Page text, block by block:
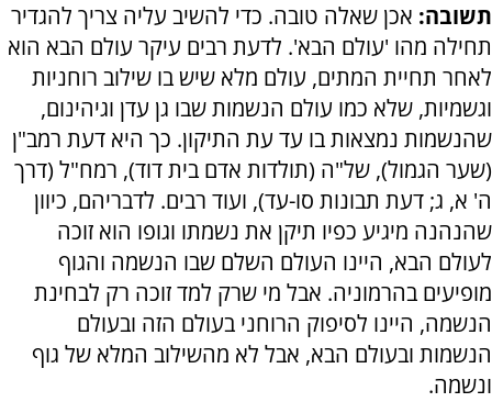
תשובה: אכן שאלה טובה. כדי להשיב עליה צריך להגדיר
תחילה מהו 'עולם הבא'. לדעת רבים עיקר עולם הבא הוא
לאחר תחיית המתים, עולם מלא שיש בו שילוב רוחניות
וגשמיות, שלא כמו עולם הנשמות שבו גן עדן וגיהינום,
שהנשמות נמצאות בו עד עת התיקון. כך היא דעת רמב"ן
(שער הגמול), של"ה (תולדות אדם בית דוד), רמח"ל (דרך
ה' א, ג; דעת תבונות סו-עד), ועוד רבים. לדבריהם, כיוון
שהנהנה מיגיע כפיו תיקן את נשמתו וגופו הוא זוכה
לעולם הבא, היינו העולם השלם שבו הנשמה והגוף
מופיעים בהרמוניה. אבל מי שרק למד זוכה רק לבחינת
הנשמה, היינו לסיפוק הרוחני בעולם הזה ובעולם
הנשמות ובעולם הבא, אבל לא מהשילוב המלא של גוף
ונשמה.